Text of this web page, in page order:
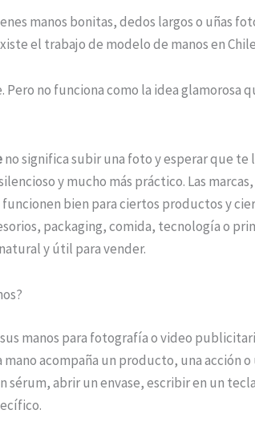
manos bonitas, dedos largos o uñas
el trabajo de modelo de manos en
Pero no funciona como la idea glamorosa
no significa subir una foto y esperar que te
y mucho más práctico. Las
bien para ciertos productos y
packaging, comida, tecnología o
y útil para vender.
manos para fotografía o video
mano acompaña un producto, una acción
sérum, abrir un envase, escribir en un